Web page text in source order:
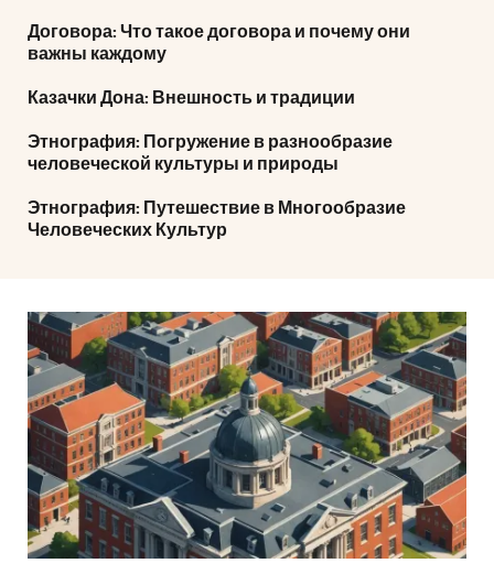
Договора: Что такое договора и почему они
важны каждому
Казачки Дона: Внешность и традиции
Этнография: Погружение в разнообразие
человеческой культуры и природы
Этнография: Путешествие в Многообразие
Человеческих Культур